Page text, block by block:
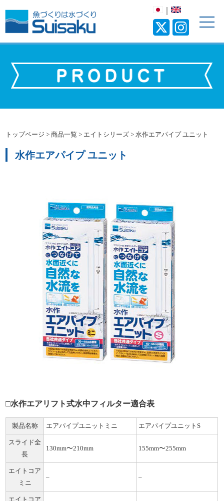
トップページ >商品一覧 > エイトシリーズ > 水作エアパイプ ユニット
水作エアパイプ ユニット
□水作エアリフト式水中フィルター適合表
製品名称 エアパイプユニットミニ エアパイプユニットS
スライド全
長
130mm〜210mm 155mm〜255mm
エイトコア
ミニ
– –
エイトコア